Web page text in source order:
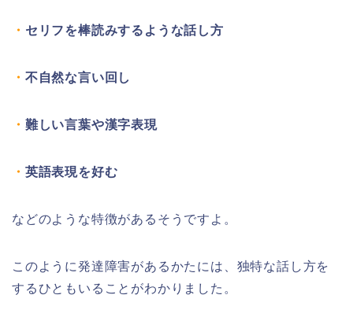
・ セリフを棒読みするような話し方
・ 不自然な言い回し
・ 難しい言葉や漢字表現
・ 英語表現を好む
などのような特徴があるそうですよ。
このように発達障害があるかたには、独特な話し方を
するひともいることがわかりました。